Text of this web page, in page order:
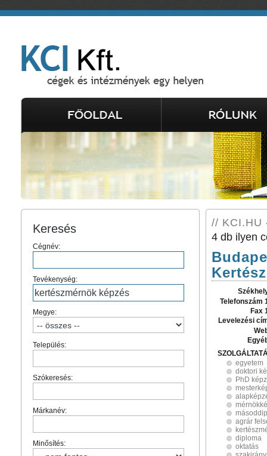
Keresés
Cégnév:
Tevékenység:
Megye:
Település:
Szókeresés:
Márkanév:
Minősítés:
// KCI.HU
4 db ilyen
Telefonszám
Fax
Levelezési
egyetem
doktori
PhD
agrár
diploma
oktatás